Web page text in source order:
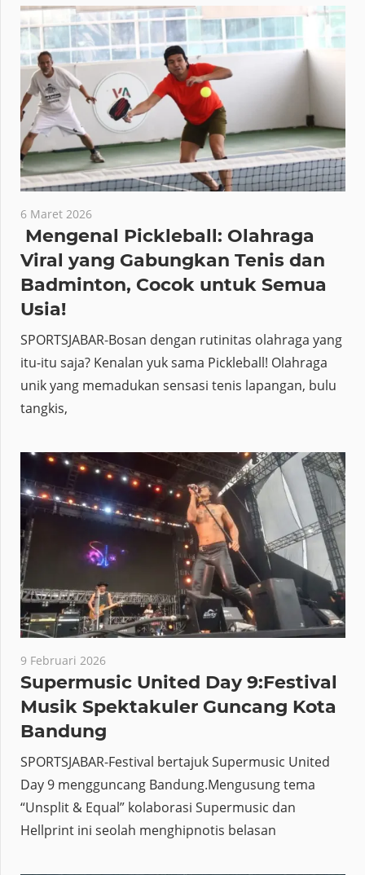
6 Maret 2026
Mengenal Pickleball: Olahraga
Viral yang Gabungkan Tenis dan
Badminton, Cocok untuk Semua
Usia!
SPORTSJABAR-Bosan dengan rutinitas olahraga yang
itu-itu saja? Kenalan yuk sama Pickleball! Olahraga
unik yang memadukan sensasi tenis lapangan, bulu
tangkis,
9 Februari 2026
Supermusic United Day 9:Festival
Musik Spektakuler Guncang Kota
Bandung
SPORTSJABAR-Festival bertajuk Supermusic United
Day 9 mengguncang Bandung.Mengusung tema
“Unsplit & Equal” kolaborasi Supermusic dan
Hellprint ini seolah menghipnotis belasan